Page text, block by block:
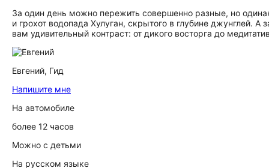
За один день можно пережить совершенно разные, но
и грохот водопада Хулуган, скрытого в глубине джунглей.
вам удивительный контраст: от дикого восторга до
Евгений, Гид
Напишите мне
На автомобиле
более 12 часов
Можно с детьми
На русском языке